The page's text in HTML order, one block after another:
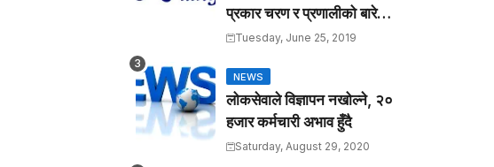
प्रकार चरण र प्रणालीको बारेमा
उल्लेख गर्नुहोस् ।
Tuesday, June 25, 2019
NEWS
लोकसेवाले विज्ञापन नखोल्ने, २०
हजार कर्मचारी अभाव हुँदै
Saturday, August 29, 2020